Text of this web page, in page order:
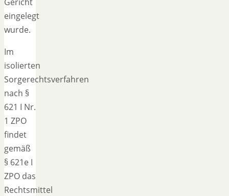
eingelegt
wurde.
Im
isolierten
Sorgerechtsverfahren
nach §
621 I Nr.
1 ZPO
findet
gemäß
§ 621e I
ZPO das
Rechtsmittel